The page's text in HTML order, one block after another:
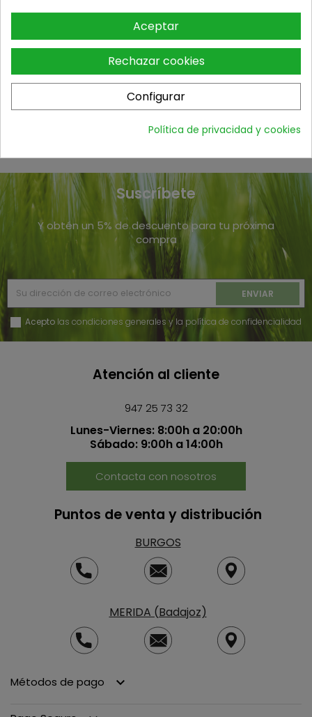
DESBROZADORA HUSQVARNA 543RS
Precio
TRACTOR MASSEY FERGUSON...
Precio
Suscríbete
Y obtén un 5% de descuento para tu próxima
compra
Acepto las condiciones generales y la política de confidencialidad
Atención al cliente
947 25 73 32
Lunes-Viernes: 8:00h a 20:00h
Sábado: 9:00h a 14:00h
Contacta con nosotros
Puntos de venta y distribución
BURGOS
MERIDA (Badajoz)
Métodos de pago keyboard_arrow_down
Aceptar
Rechazar cookies
Configurar
Política de privacidad y cookies